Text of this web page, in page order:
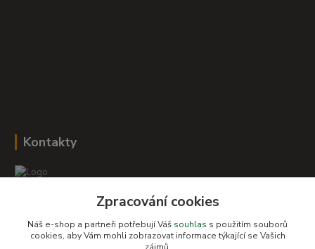
Kontakty
+420 604 278 943
Zpracování cookies
Náš e-shop a partneři potřebují Váš souhlas s použitím souborů
cookies, aby Vám mohli zobrazovat informace týkající se Vašich